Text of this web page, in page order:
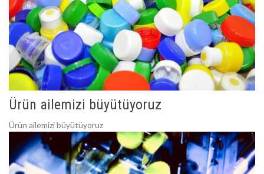
Ürün ailemizi büyütüyoruz
Ürün ailemizi büyütüyoruz